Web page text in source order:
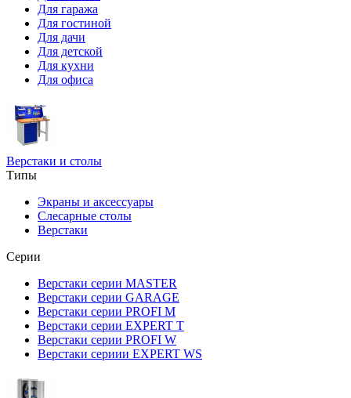
Для гаража
Для гостиной
Для дачи
Для детской
Для кухни
Для офиса
Верстаки и столы
Типы
Экраны и аксессуары
Слесарные столы
Верстаки
Серии
Верстаки серии MASTER
Верстаки серии GARAGE
Верстаки серии PROFI M
Верстаки серии EXPERT T
Верстаки серии PROFI W
Верстаки сериии EXPERT WS